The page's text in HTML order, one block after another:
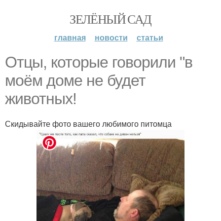
ЗЕЛЁНЫЙ САД
главная новости статьи
Отцы, которые говорили "в
моём доме не будет
животных!
Скидывайте фото вашего любимого питомца